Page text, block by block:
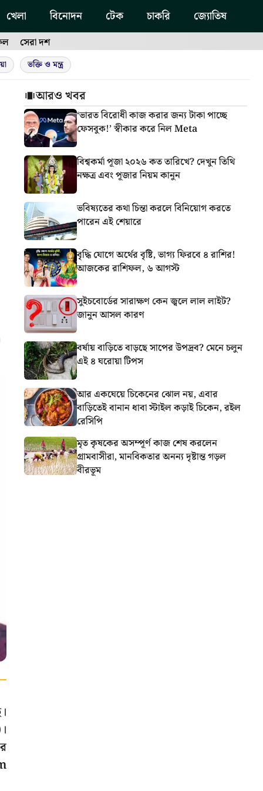
খেলা বিনোদন টেক চাকরি জ্যোতিষ
সেরা দশ
ভক্তি ও মন্ত্র
আরও খবর
‘ভারত বিরোধী কাজ করার জন্য টাকা পাচ্ছে
ফেসবুক!’ স্বীকার করে নিল Meta
বিশ্বকর্মা পূজা ২০২৬ কত তারিখে? দেখুন তিথি
নক্ষত্র এবং পূজার নিয়ম কানুন
ভবিষ্যতের কথা চিন্তা করলে বিনিয়োগ করতে
পারেন এই শেয়ারে
বৃদ্ধি যোগে অর্থের বৃষ্টি, ভাগ্য ফিরবে ৪ রাশির!
আজকের রাশিফল, ৬ আগস্ট
সুইচবোর্ডের সারাক্ষণ কেন জ্বলে লাল লাইট?
জানুন আসল কারণ
বর্ষায় বাড়িতে বাড়ছে সাপের উপদ্রব? মেনে চলুন
এই ৪ ঘরোয়া টিপস
আর একঘেয়ে চিকেনের ঝোল নয়, এবার
বাড়িতেই বানান ধাবা স্টাইল কড়াই চিকেন, রইল
রেসিপি
মৃত কৃষকের অসম্পূর্ণ কাজ শেষ করলেন
গ্রামবাসীরা, মানবিকতার অনন্য দৃষ্টান্ত গড়ল
বীরভূম